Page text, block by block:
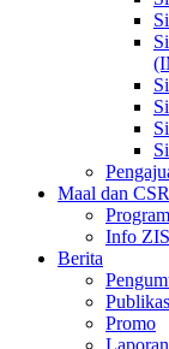
Maal dan CSR
Info
Berita
Promo